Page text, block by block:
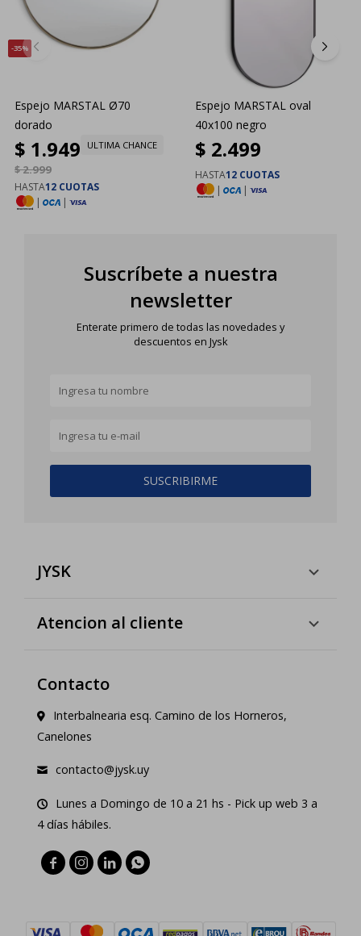
35
Espejo MARSTAL Ø70
dorado
$ 1.949
$2.999
ULTIMA CHANCE
HASTA12 CUOTAS
|
|
Espejo MARSTAL oval
40x100 negro
$ 2.499
HASTA12 CUOTAS
|
|
Suscríbete a nuestra
newsletter
Enterate primero de todas las novedades y
descuentos en Jysk
SUSCRIBIRME
JYSK
Atencion al cliente
Contacto
Interbalnearia esq. Camino de los Horneros,
Canelones
contacto@jysk.uy
Lunes a Domingo de 10 a 21 hs - Pick up web 3 a
4 días hábiles.
   